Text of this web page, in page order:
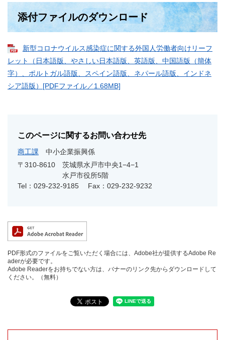
添付ファイルのダウンロード
新型コロナウイルス感染症に関する外国人労働者向けリーフ
レット（日本語版、やさしい日本語版、英語版、中国語版（簡体
字）、ポルトガル語版、スペイン語版、ネパール語版、インドネ
シア語版）[PDFファイル／1.68MB]
このページに関するお問い合わせ先
商工課
中小企業振興係
〒310-8610
茨城県水戸市中央1−4−1
水戸市役所5階
Tel：029-232-9185
Fax：029-232-9232
PDF形式のファイルをご覧いただく場合には、Adobe社が提供するAdobe Re
aderが必要です。
Adobe Readerをお持ちでない方は、バナーのリンク先からダウンロードして
ください。（無料）